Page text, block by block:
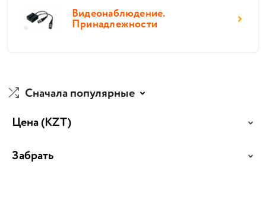
Видеонаблюдение.
Принадлежности
Сначала популярные
Цена(KZT)
Забрать